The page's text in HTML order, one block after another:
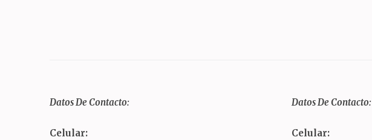
Datos De Contacto:
Celular:
Datos De Contacto:
Celular: